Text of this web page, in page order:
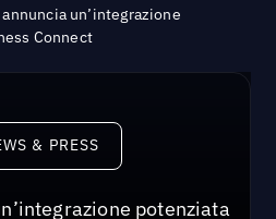
un’integrazione
Connect
News & Press
& PRESS
potenziata